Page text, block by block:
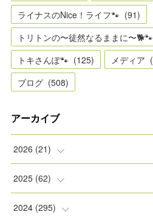
ライナスのNice！ライフ🐾 (91)
トリトンの〜徒然なるままに〜🐕🐾
トキさんぽ🐾 (125) メディア (
ブログ (508)
アーカイブ
2026 (21)
(2)
(2)
2025 (62)
(8)
2024 (295)